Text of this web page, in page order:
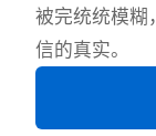
被完统统模糊
信的真实。